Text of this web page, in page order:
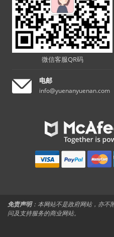
微信客服QR码
电邮
info@yuenanyuenan.com
免责声明：本网站不是政府网站，亦不
问及支持服务的商业网站。